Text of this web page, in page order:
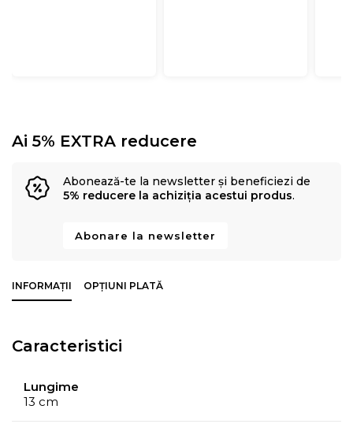
Ai 5% EXTRA reducere
Abonează-te la newsletter și beneficiezi de
5% reducere la achiziția acestui produs.
Abonare la newsletter
INFORMAȚII OPȚIUNI PLATĂ
Caracteristici
Lungime
13 cm